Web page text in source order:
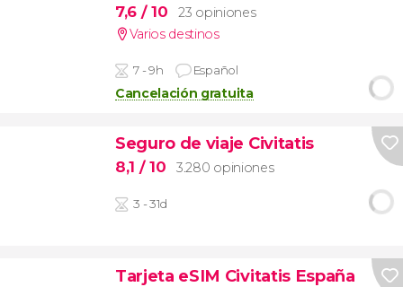
7,6 / 10
23 opiniones
Varios destinos
7 - 9h Español
Cancelación gratuita
Seguro de viaje Civitatis
8,1 / 10 3.280 opiniones
3 - 31d
Tarjeta eSIM Civitatis España